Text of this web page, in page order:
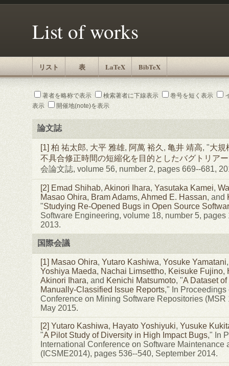
List of works
リスト 表 LaTeX BibTeX
著者を略称で表示 検索著者に下線表示 巻号を短く表示
表示
開催地(note)を表示
論文誌
[1] 柏 祐太郎, 大平 雅雄, 阿萬 裕久 , 亀井 靖高, "大規
不具合修正時間の短縮化を目的としたバグトリア
会論文誌, volume 56, number 2, pages 669--681,
[2] Emad Shihab, Akinori Ihara, Yasutaka Kamei,
Masao Ohira, Bram Adams, Ahmed E. Hassan, and
"Studying Re-Opened Bugs in Open Source
Software Engineering, volume 18, number 5, pages
2013.
国際会議
[1] Masao Ohira, Yutaro Kashiwa, Yosuke Yamatani
Yoshiya Maeda, Nachai Limsettho, Keisuke Fujino,
Akinori Ihara, and Kenichi Matsumoto, "A Dataset
Manually-Classified Issue Reports," In Proceedings
Conference on Mining Software Repositories (MSR
May 2015.
[2] Yutaro Kashiwa, Hayato Yoshiyuki, Yusuke
"A Pilot Study of Diversity in High Impact Bugs," In
International Conference on Software Maintenance
(ICSME2014), pages 536--540, September 2014.